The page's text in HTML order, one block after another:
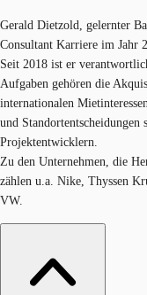
Gerald Dietzold, gelernter
Consultant Karriere im Jahr
Seit 2018 ist er
Aufgaben gehören die
internationalen
und
Projektentwicklern.
Zu den Unternehmen, die
zählen u.a. Nike, Thyssen
VW.